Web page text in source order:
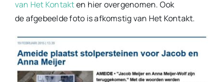
van Het Kontakten hier overgenomen. Ook
de afgebeelde foto is afkomstig van Het Kontakt.